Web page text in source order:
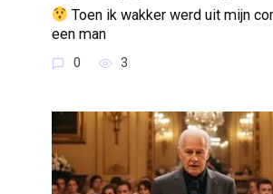
Toen ik wakker werd uit mijn
een man
0 3